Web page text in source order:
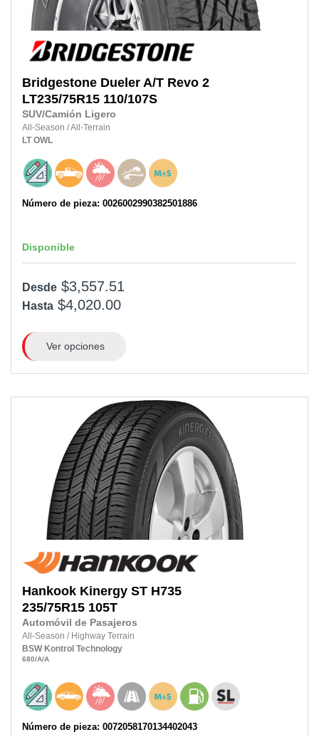
Bridgestone Dueler A/T Revo 2
LT235/75R15 110/107S
SUV/Camión Ligero
All-Season /All-Terrain
LT OWL
Número de pieza: 0026002990382501886
Disponible
Desde $3,557.51
Hasta $4,020.00
Ver opciones
Hankook Kinergy ST H735
235/75R15 105T
Automóvil de Pasajeros
All-Season / Highway Terrain
BSW Kontrol Technology
680/A/A
Número de pieza: 0072058170134402043